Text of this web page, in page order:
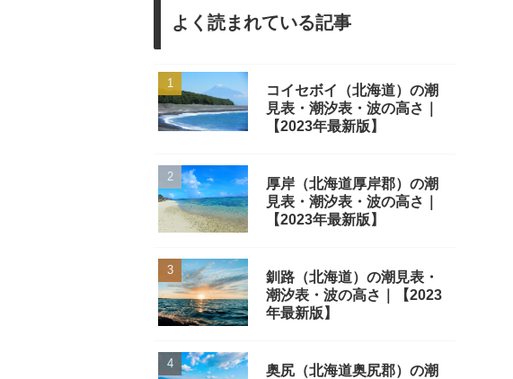
よく読まれている記事
コイセボイ（北海道）の潮
見表・潮汐表・波の高さ｜
【2023年最新版】
厚岸（北海道厚岸郡）の潮
見表・潮汐表・波の高さ｜
【2023年最新版】
釧路（北海道）の潮見表・
潮汐表・波の高さ｜【2023
年最新版】
奥尻（北海道奥尻郡）の潮